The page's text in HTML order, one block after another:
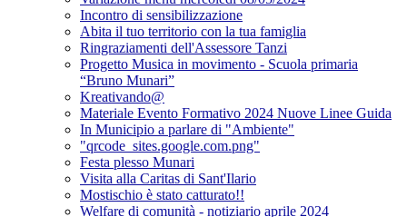
Incontro di sensibilizzazione
Abita il tuo territorio con la tua famiglia
Ringraziamenti dell'Assessore Tanzi
Progetto Musica in movimento - Scuola primaria
“Bruno Munari”
Kreativando@
Materiale Evento Formativo 2024 Nuove Linee Guida
In Municipio a parlare di "Ambiente"
"qrcode_sites.google.com.png"
Festa plesso Munari
Visita alla Caritas di Sant'Ilario
Mostischio è stato catturato!!
Welfare di comunità - notiziario aprile 2024